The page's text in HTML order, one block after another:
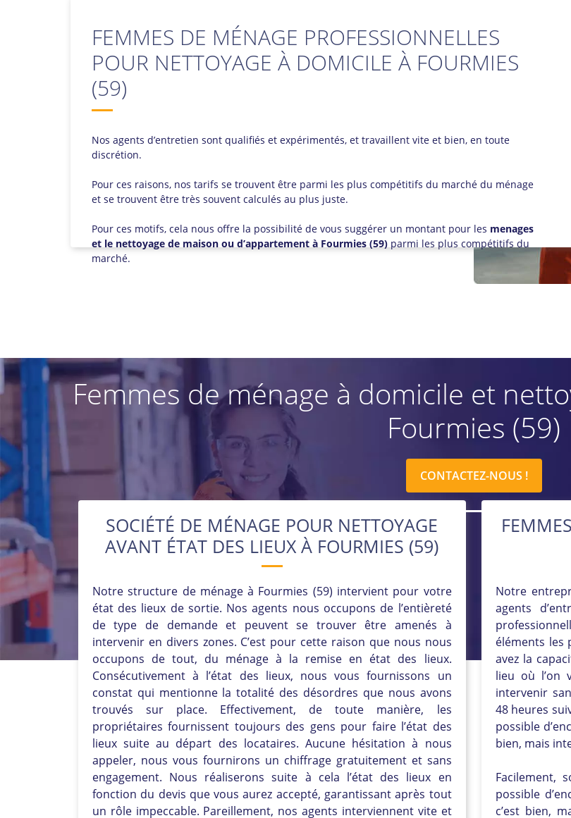
FEMMES DE MÉNAGE PROFESSIONNELLES
POUR NETTOYAGE À DOMICILE À FOURMIES
(59)
Nos agents d’entretien sont qualifiés et expérimentés, et travaillent vite et bien, en toute
discrétion.
Pour ces raisons, nos tarifs se trouvent être parmi les plus compétitifs du marché du ménage
et se trouvent être très souvent calculés au plus juste.
Pour ces motifs, cela nous offre la possibilité de vous suggérer un montant pour les menages
et le nettoyage de maison ou d’appartement à Fourmies (59)parmi les plus compétitifs du
marché.
Femmes de ménage à domicile et
Fourmies (59)
CONTACTEZ-NOUS !
SOCIÉTÉ DE MÉNAGE POUR NETTOYAGE
AVANT ÉTAT DES LIEUX À FOURMIES (59)
Notre structure de ménage à Fourmies (59) intervient pour votre
état des lieux de sortie. Nos agents nous occupons de l’entièreté
de type de demande et peuvent se trouver être amenés à
intervenir en divers zones. C’est pour cette raison que nous nous
occupons de tout, du ménage à la remise en état des lieux.
Consécutivement à l’état des lieux, nous vous fournissons un
constat qui mentionne la totalité des désordres que nous avons
trouvés sur place. Effectivement, de toute manière, les
propriétaires fournissent toujours des gens pour faire l’état des
lieux suite au départ des locataires. Aucune hésitation à nous
appeler, nous vous fournirons un chiffrage gratuitement et sans
engagement. Nous réaliserons suite à cela l’état des lieux en
fonction du devis que vous aurez accepté, garantissant après tout
un rôle impeccable. Pareillement, nos agents interviennent vite et
Notre
agents
éléments les
avez la
lieu où l’on
intervenir
48 heures
possible
bien, mais
Facilement,
possible
c’est bien,